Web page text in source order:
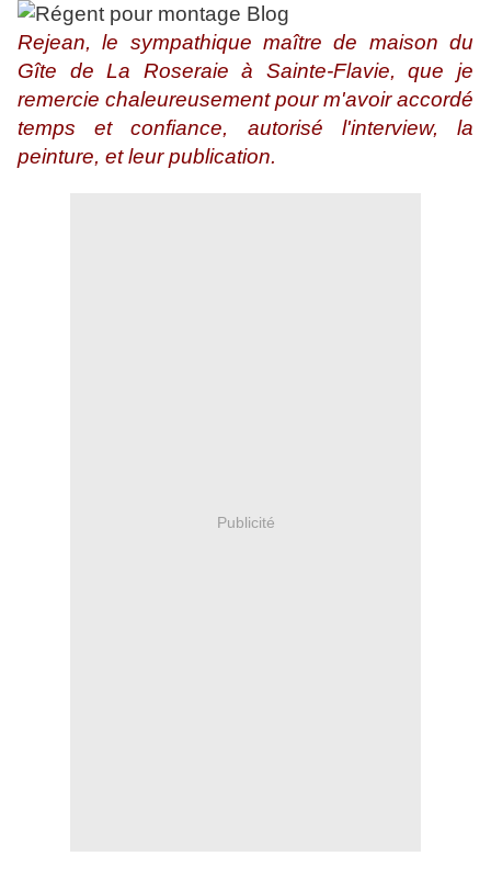
Rejean, le sympathique maître de maison du
Gîte de La Roseraie à Sainte-Flavie, que je
remercie chaleureusement pour m'avoir accordé
temps et confiance, autorisé l'interview, la
peinture, et leur publication.
Publicité